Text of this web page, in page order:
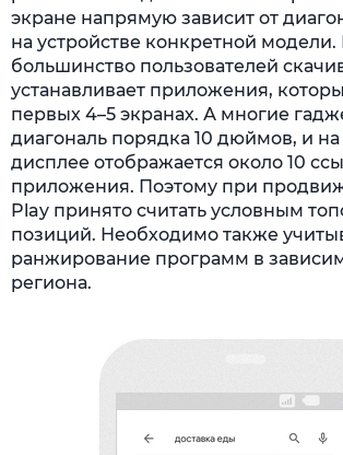
экране напрямую зависит от
на устройстве конкретной
большинство пользователей
устанавливает приложения,
первых 4–5 экранах. А многие
диагональ порядка 10 дюймов, и на
дисплее отображается около 10
приложения. Поэтому при
Play принято считать условным
позиций. Необходимо также
ранжирование программ в
региона.